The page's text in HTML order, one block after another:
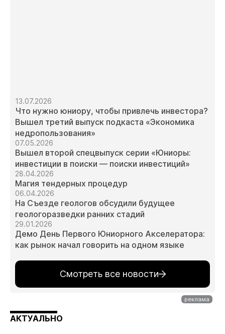
13.07.2026
Что нужно юниору, чтобы привлечь инвестора?
Вышел третий выпуск подкаста «Экономика
недропользования»
07.05.2026
Вышел второй спецвыпуск серии «Юниоры:
инвестиции в поиски — поиски инвестиций»
28.04.2026
Магия тендерных процедур
06.04.2026
На Съезде геологов обсудили будущее
геологоразведки ранних стадий
29.01.2026
Демо День Первого Юниорного Акселератора:
как рынок начал говорить на одном языке
Смотреть все новости
АКТУАЛЬНО